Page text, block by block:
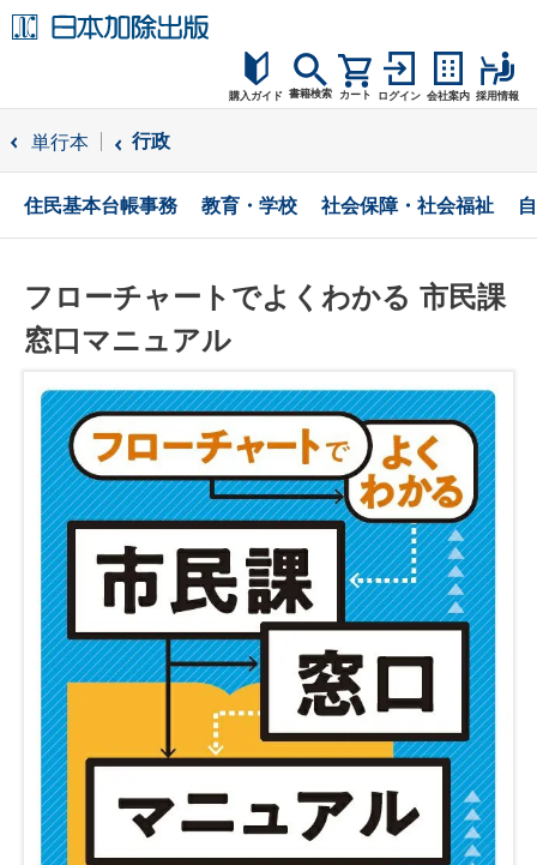
購入ガイド
購入ガイド
読者サポート
書籍検索 カート ログイン 会社案内 採用情報
単行本 行政
住民基本台帳事務 教育・学校 社会保障・社会福祉
フローチャートでよくわかる 市民課
窓口マニュアル